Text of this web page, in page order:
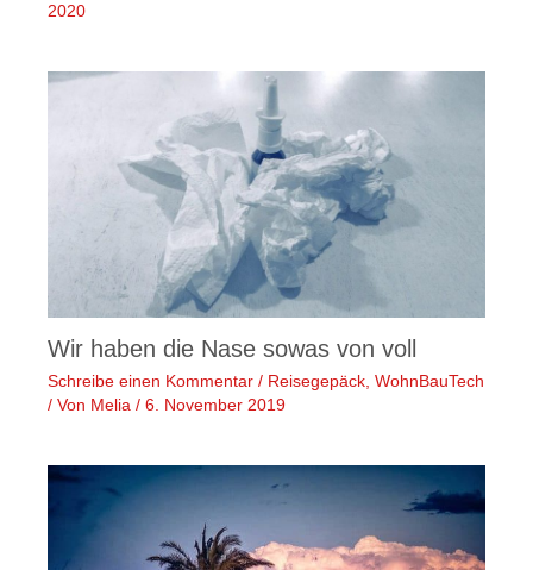
2020
Wir haben die Nase sowas von voll
Schreibe einen Kommentar / Reisegepäck WohnBauTech
/ Von Melia / 6. November 2019